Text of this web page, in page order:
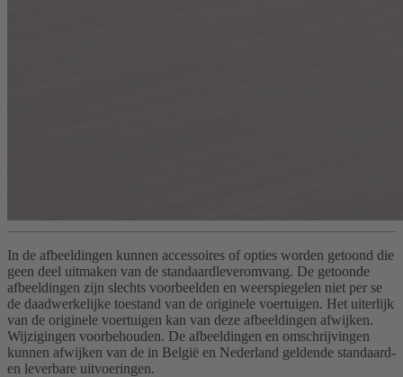
In de afbeeldingen kunnen accessoires of opties worden getoond die
geen deel uitmaken van de standaardleveromvang. De getoonde
afbeeldingen zijn slechts voorbeelden en weerspiegelen niet per se
de daadwerkelijke toestand van de originele voertuigen. Het uiterlijk
van de originele voertuigen kan van deze afbeeldingen afwijken.
Wijzigingen voorbehouden. De afbeeldingen en omschrijvingen
kunnen afwijken van de in België en Nederland geldende standaard-
en leverbare uitvoeringen.